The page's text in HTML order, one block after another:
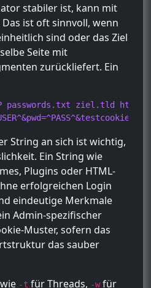
stabiler ist, kann mit
ist oft sinnvoll, wenn
sind oder das Ziel
Seite mit
zurückliefert. Ein
passwords.txt ziel.tld https-
String an sich ist wichtig,
Ein String wie
Plugins oder HTML-
erfolgreichen Login
eindeutige Merkmale
Admin-spezifischer
Muster, sofern das
das sauber
-t für Threads, -wfür